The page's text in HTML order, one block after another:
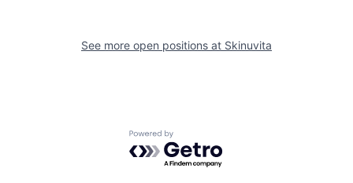
See more open positions at Skinuvita
Powered by Getro.com